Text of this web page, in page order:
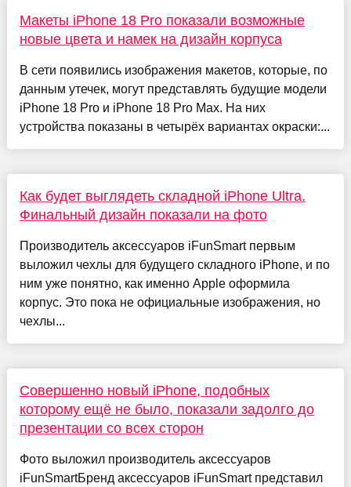
Макеты iPhone 18 Pro показали возможные
новые цвета и намек на дизайн корпуса
В сети появились изображения макетов, которые, по
данным утечек, могут представлять будущие модели
iPhone 18 Pro и iPhone 18 Pro Max. На них
устройства показаны в четырёх вариантах окраски:...
Как будет выглядеть складной iPhone Ultra.
Финальный дизайн показали на фото
Производитель аксессуаров iFunSmart первым
выложил чехлы для будущего складного iPhone, и по
ним уже понятно, как именно Apple оформила
корпус. Это пока не официальные изображения, но
чехлы...
Совершенно новый iPhone, подобных
которому ещё не было, показали задолго до
презентации со всех сторон
Фото выложил производитель аксессуаров
iFunSmartБренд аксессуаров iFunSmart представил